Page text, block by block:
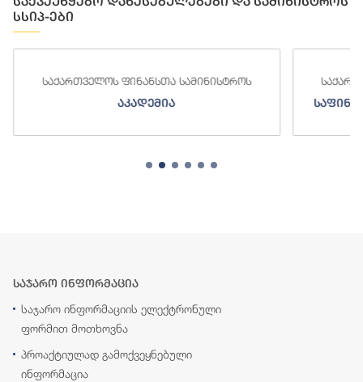
სსიპ-ები
საქართველოს ფინანსთა სამინისტროს
აკადემია
საჯარო ინფორმაცია
საჯარო ინფორმაციის ელექტრონული
ფორმით მოთხოვნა
პროაქტიულად გამოქვეყნებული
ინფორმაცია